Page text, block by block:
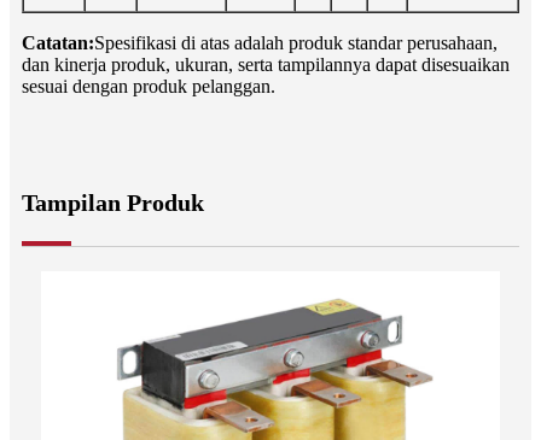
Catatan:Spesifikasi di atas adalah produk standar perusahaan,
dan kinerja produk, ukuran, serta tampilannya dapat disesuaikan
sesuai dengan produk pelanggan.
Tampilan Produk